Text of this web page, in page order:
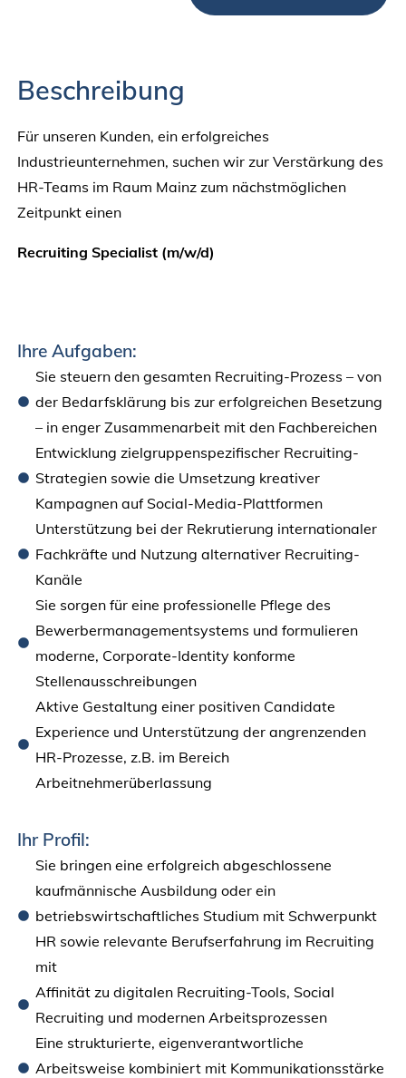
Beschreibung
Für unseren Kunden, ein erfolgreiches
Industrieunternehmen, suchen wir zur Verstärkung des
HR-Teams im Raum Mainz zum nächstmöglichen
Zeitpunkt einen
Recruiting Specialist (m/w/d)
Ihre Aufgaben:
Sie steuern den gesamten Recruiting-Prozess – von
der Bedarfsklärung bis zur erfolgreichen Besetzung
– in enger Zusammenarbeit mit den Fachbereichen
Entwicklung zielgruppenspezifischer Recruiting-
Strategien sowie die Umsetzung kreativer
Kampagnen auf Social-Media-Plattformen
Unterstützung bei der Rekrutierung internationaler
Fachkräfte und Nutzung alternativer Recruiting-
Kanäle
Sie sorgen für eine professionelle Pflege des
Bewerbermanagementsystems und formulieren
moderne, Corporate-Identity konforme
Stellenausschreibungen
Aktive Gestaltung einer positiven Candidate
Experience und Unterstützung der angrenzenden
HR-Prozesse, z.B. im Bereich
Arbeitnehmerüberlassung
Ihr Profil:
Sie bringen eine erfolgreich abgeschlossene
kaufmännische Ausbildung oder ein
betriebswirtschaftliches Studium mit Schwerpunkt
HR sowie relevante Berufserfahrung im Recruiting
mit
Affinität zu digitalen Recruiting-Tools, Social
Recruiting und modernen Arbeitsprozessen
Eine strukturierte, eigenverantwortliche
Arbeitsweise kombiniert mit Kommunikationsstärke